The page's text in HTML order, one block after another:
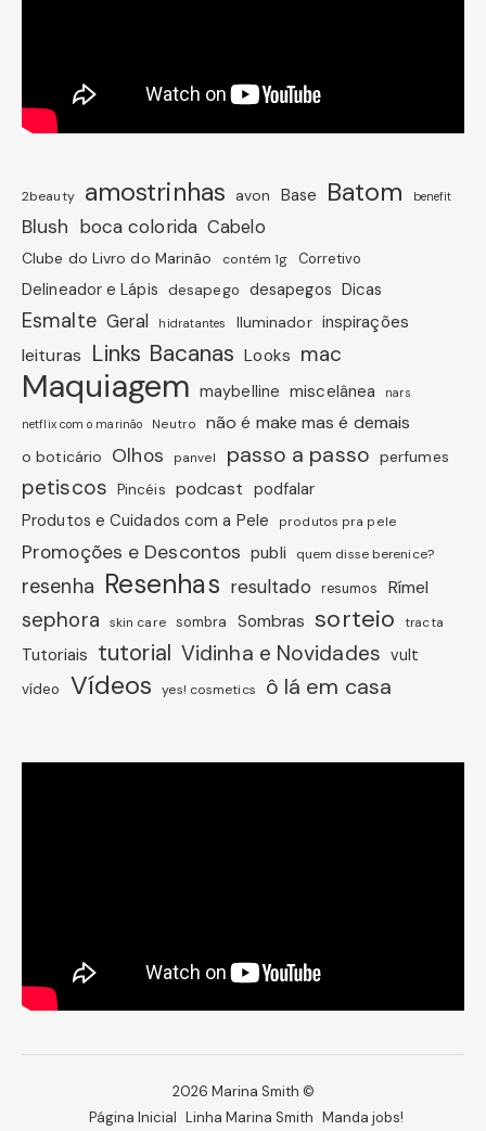
2beauty amostrinhas avon Base Batom benefit
Blush boca colorida Cabelo
Clube do Livro do Marinão contém 1g Corretivo
Delineador e Lápis desapego desapegos Dicas
Esmalte Geral hidratantes Iluminador inspirações
leituras Links Bacanas Looks mac
Maquiagem maybelline miscelânea nars
netflix com o marinão Neutro não é make mas é demais
o boticário Olhos panvel passo a passo perfumes
petiscos Pincéis podcast podfalar
Produtos e Cuidados com a Pele
produtos pra pele
Promoções e Descontos publi quem disse berenice?
resenha Resenhas resultado resumos Rímel
sephora skin care sombra Sombras sorteio tracta
Tutoriais tutorial Vidinha e Novidades vult
vídeo Vídeos yes! cosmetics ô lá em casa
2026 Marina Smith ©
Página Inicial Linha Marina Smith Manda jobs!